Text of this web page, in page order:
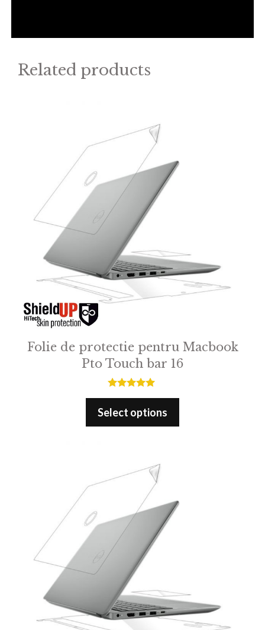
Related products
Folie de protectie pentru Macbook
Pto Touch bar 16
5.00
Select options